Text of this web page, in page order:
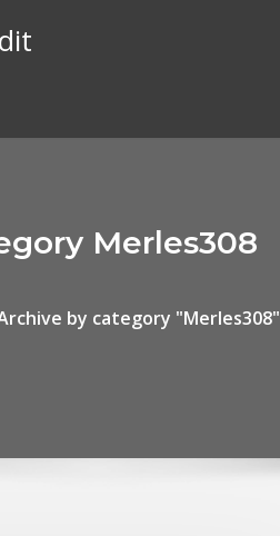
Merles308
by category "Merles308"